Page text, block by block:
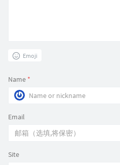
Emoji
Name *
Email
Site